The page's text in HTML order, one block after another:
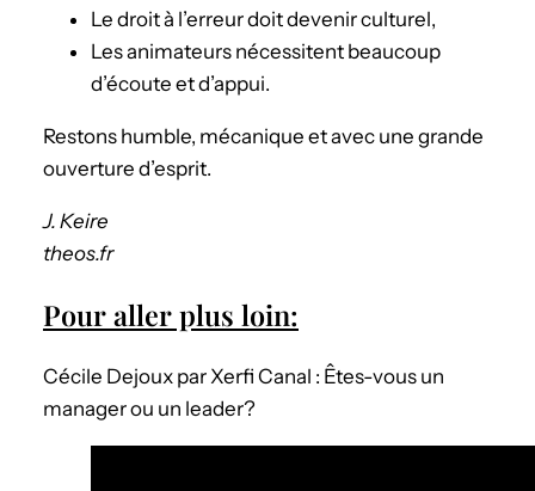
Le droit à l’erreur doit devenir culturel,
Les animateurs nécessitent beaucoup
d’écoute et d’appui.
Restons humble, mécanique et avec une grande
ouverture d’esprit.
J. Keire
theos.fr
Pour aller plus loin:
Cécile Dejoux par Xerfi Canal : Êtes-vous un
manager ou un leader?